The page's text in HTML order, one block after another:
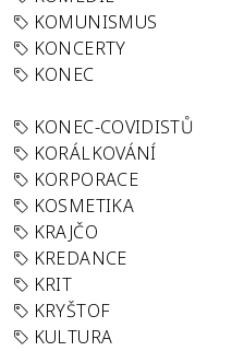
KOMUNISMUS
KONCERTY
KONEC
KONEC-COVIDISTŮ
KORÁLKOVÁNÍ
KORPORACE
KOSMETIKA
KRAJČO
KREDANCE
KRIT
KRYŠTOF
KULTURA